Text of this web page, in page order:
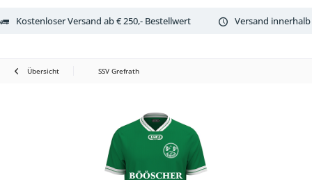
Kostenloser Versand ab € 250,- Bestellwert Versand
Übersicht SSV Grefrath